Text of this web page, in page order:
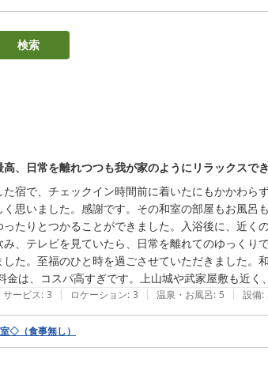
検索
、日常を離れつつも我が家のようにリラックスで
た宿で、チェックイン時間前に着いたにもかかわ
く思いました。感謝です。その和室の部屋もお風
たりとつかることができました。入浴後に、近
み、テレビを見ていたら、日常を離れてのゆっく
した。至福のひと時を過ごさせていただきました
金は、コスパ高すぎです。上山城や武家屋敷も近く
サービス: 3 | ロケーション: 3 | 温泉・お風呂: 5 | 設備:
◇（食事無し）